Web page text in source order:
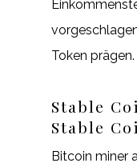
Token prägen.
Stable
Stable
Bitcoin miner